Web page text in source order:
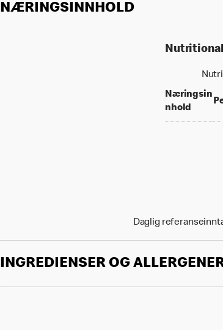
NÆRINGSINNHOLD
Næringsin
nhold
Daglig
INGREDIENSER OG